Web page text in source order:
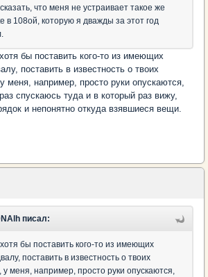
что меня не устраивает такое же
в 108ой, которую я дважды за этот год
бы поставить кого-то из имеющих
поставить в известность о твоих
меня, например, просто руки опускаются,
спускаюсь туда и в который раз вижу,
и непонятно откуда взявшиеся вещи.
писал:
бы поставить кого-то из имеющих
поставить в известность о твоих
меня, например, просто руки опускаются,